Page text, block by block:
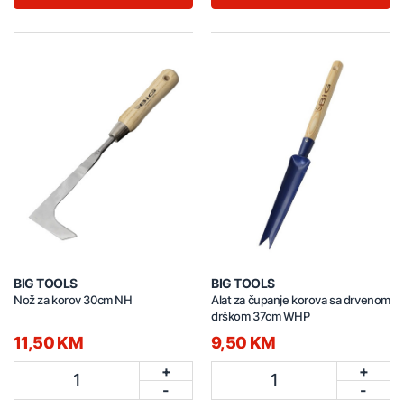
BIG TOOLS
Nož za korov 30cm NH
11,50 KM
1
+
-
BIG TOOLS
Alat za čupanje korova sa drvenom
drškom 37cm WHP
9,50 KM
1
+
-